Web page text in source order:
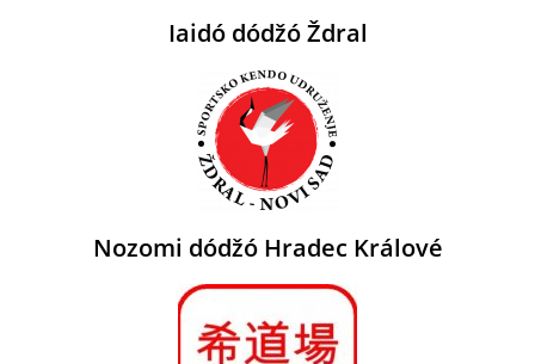
Iaidó dódžó Ždral
Nozomi dódžó Hradec Králové